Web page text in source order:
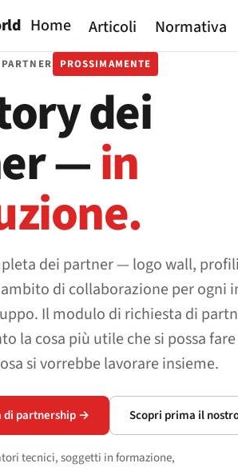
Home Articoli Normativa
PROSSIMAMENTE
dei
—in
dei partner — logo wall,
di collaborazione per ogni
Il modulo di richiesta di
la cosa più utile che si possa
si vorrebbe lavorare insieme.
di partnership → Scopri prima il
tecnici, soggetti in formazione,